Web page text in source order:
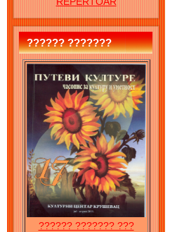
?????? ???????
?????? ??????? ???